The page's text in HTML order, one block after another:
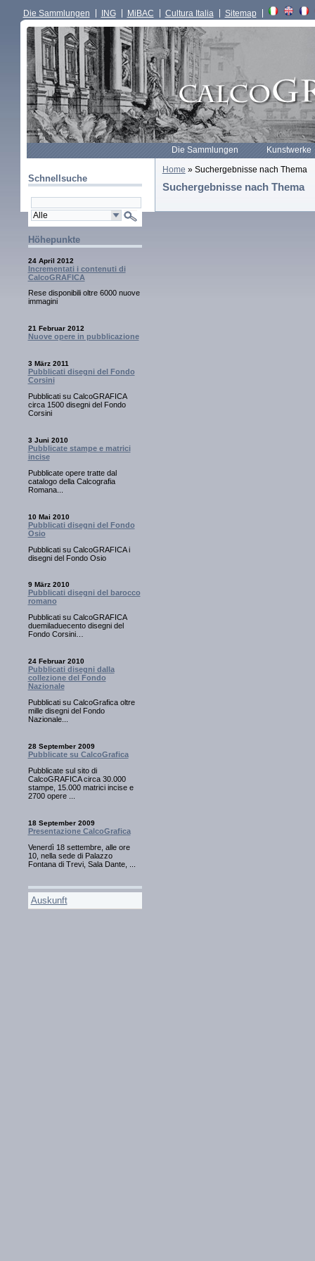
Die Sammlungen ING MiBAC Cultura Italia Sitemap
Die Sammlungen Kunstwerke
Schnellsuche
Höhepunkte
24 April 2012
Incrementati i contenuti di
CalcoGRAFICA
Rese disponibili oltre 6000 nuove
immagini
21 Februar 2012
Nuove opere in pubblicazione
3 März 2011
Pubblicati disegni del Fondo
Corsini
Pubblicati su CalcoGRAFICA
circa 1500 disegni del Fondo
Corsini
3 Juni 2010
Pubblicate stampe e matrici
incise
Pubblicate opere tratte dal
catalogo della Calcografia
Romana...
10 Mai 2010
Pubblicati disegni del Fondo
Osio
Pubblicati su CalcoGRAFICA i
disegni del Fondo Osio
9 März 2010
Pubblicati disegni del barocco
romano
Pubblicati su CalcoGRAFICA
duemiladuecento disegni del
Fondo Corsini…
24 Februar 2010
Pubblicati disegni dalla
collezione del Fondo
Nazionale
Pubblicati su CalcoGrafica oltre
mille disegni del Fondo
Nazionale...
28 September 2009
Pubblicate su CalcoGrafica
Pubblicate sul sito di
CalcoGRAFICA circa 30.000
stampe, 15.000 matrici incise e
2700 opere ...
18 September 2009
Presentazione CalcoGrafica
Venerdì 18 settembre, alle ore
10, nella sede di Palazzo
Fontana di Trevi, Sala Dante, ...
Auskunft
Home » Suchergebnisse nach Thema
Suchergebnisse nach Thema